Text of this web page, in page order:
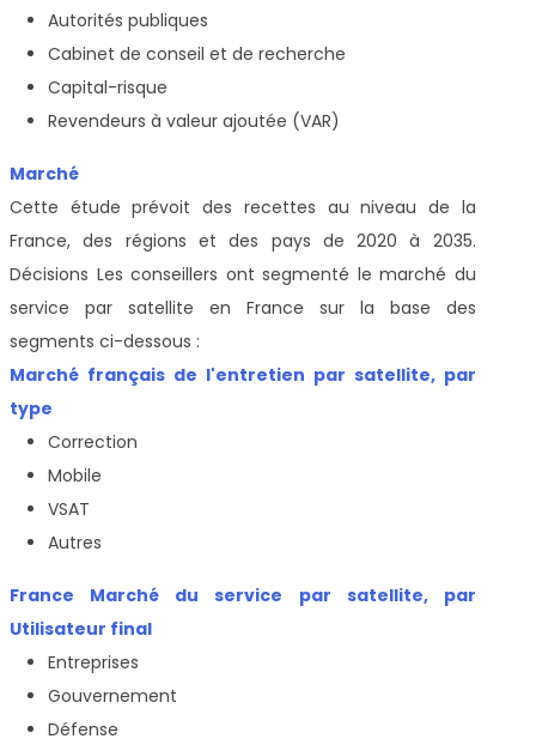
Autorités publiques
Cabinet de conseil et de recherche
Capital-risque
Revendeurs à valeur ajoutée (VAR)
Marché
Cette étude prévoit des recettes au niveau de la
France, des régions et des pays de 2020 à 2035.
Décisions Les conseillers ont segmenté le marché du
service par satellite en France sur la base des
segments ci-dessous :
Marché français de l'entretien par satellite, par
type
Correction
Mobile
VSAT
Autres
France Marché du service par satellite, par
Utilisateur final
Entreprises
Gouvernement
Défense